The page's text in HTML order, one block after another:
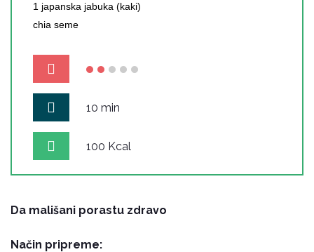
Da mališani porastu zdravo
Način pripreme:
1 japanska jabuka (kaki)
chia seme
10 min
100 Kcal